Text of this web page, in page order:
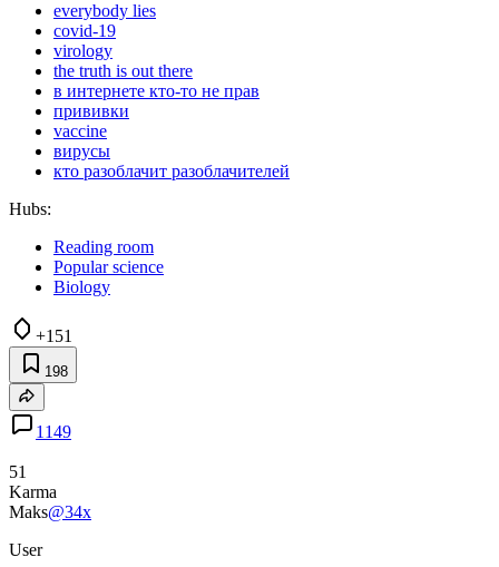
everybody lies
covid-19
virology
the truth is out there
в интернете кто-то не прав
прививки
vaccine
вирусы
кто разоблачит разоблачителей
Hubs:
Reading room
Popular science
Biology
+151
198
1149
51
Karma
Maks@34x
User